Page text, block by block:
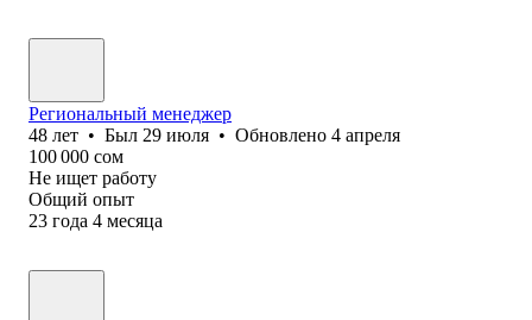
Региональный менеджер
48 лет • Был 29 июля • Обновлено 4 апреля
100 000 сом
Не ищет работу
Общий опыт
23 года 4 месяца